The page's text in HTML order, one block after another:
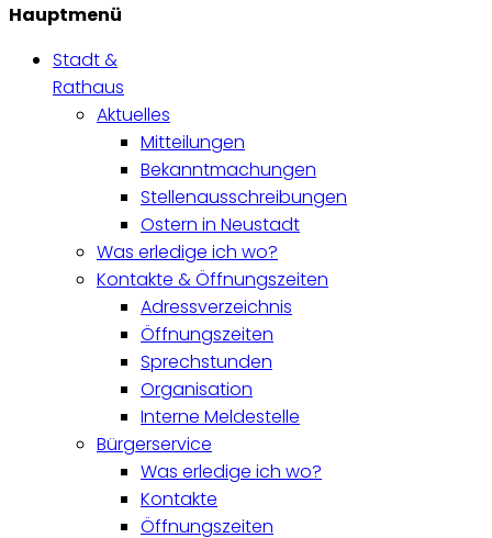
Hauptmenü
Stadt &
Rathaus
Aktuelles
Mitteilungen
Bekanntmachungen
Stellenausschreibungen
Ostern in Neustadt
Was erledige ich wo?
Kontakte & Öffnungszeiten
Adressverzeichnis
Öffnungszeiten
Sprechstunden
Organisation
Interne Meldestelle
Bürgerservice
Was erledige ich wo?
Kontakte
Öffnungszeiten